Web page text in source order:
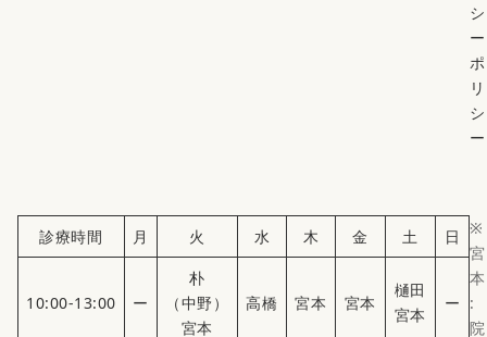
シ
ー
ポ
リ
シ
ー
診療時間 月 火 水 木 金 土 日
10:00-13:00 ー
朴
（中野）
宮本
高橋 宮本 宮本
樋田
宮本
ー
※
宮
本
:
院